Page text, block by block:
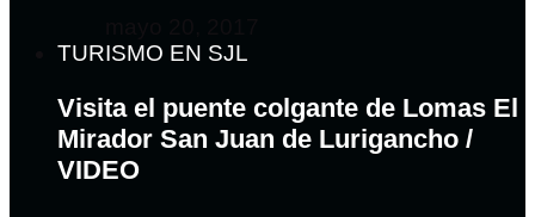
TURISMO EN SJL
Visita el puente colgante de Lomas El
Mirador San Juan de Lurigancho /
VIDEO